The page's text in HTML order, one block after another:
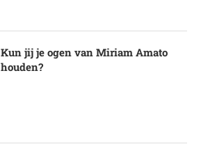
Kun jij je ogen van Miriam Amato
houden?